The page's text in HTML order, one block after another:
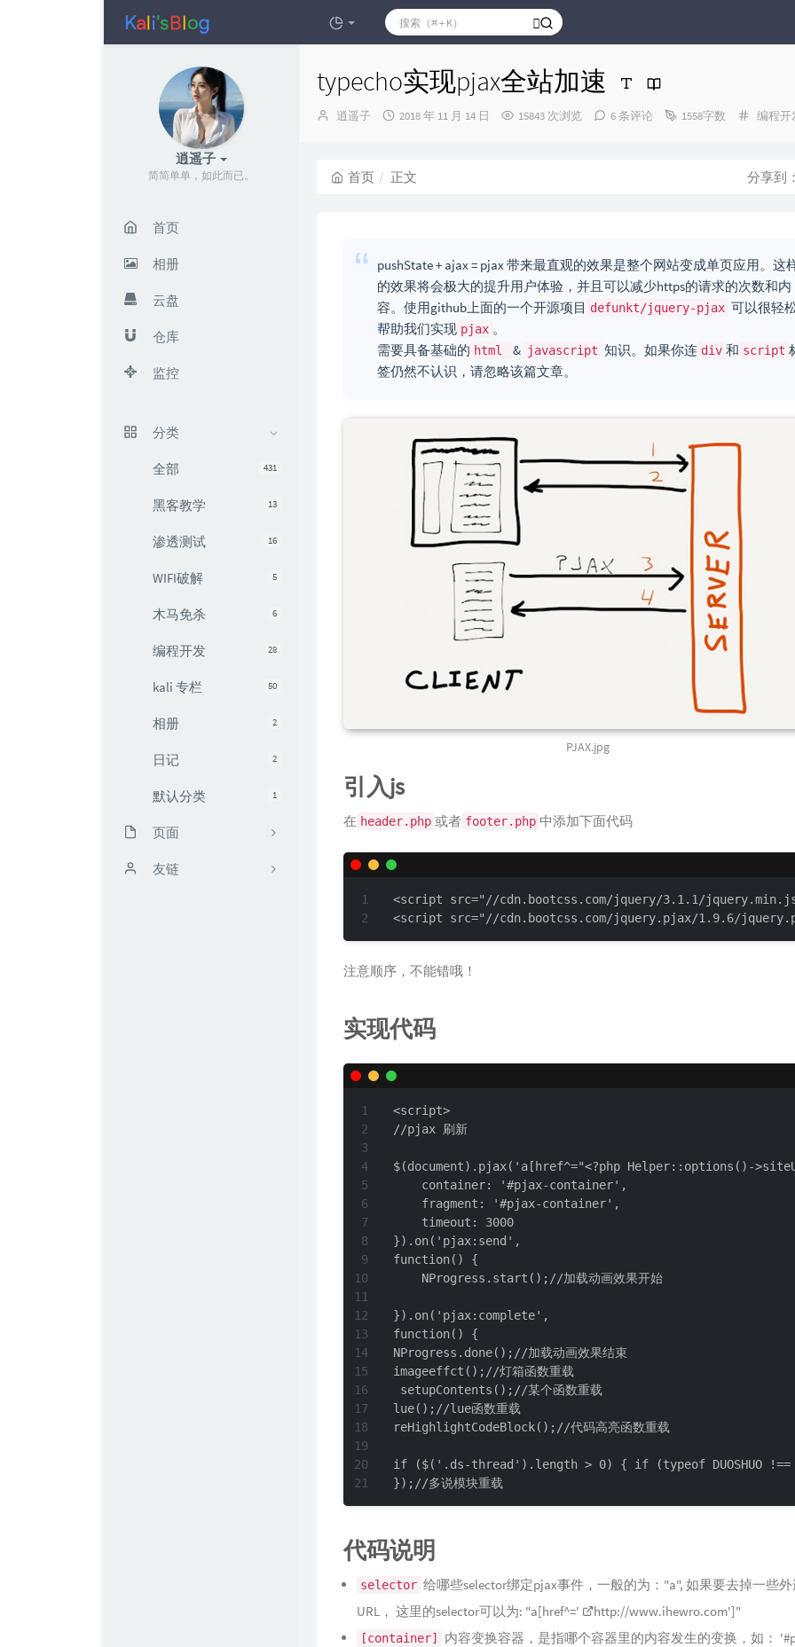
逍遥子
简简单单，如此而已。
首页
相册
云盘
仓库
监控
分类
431
全部
13
黑客教学
16
渗透测试
5
WIFI破解
6
木马免杀
28
编程开发
50
kali 专栏
2
相册
2
日记
1
默认分类
页面
时光机
友链
typecho实现pjax全站加速
博
逍遥子
发
2018 年 11 月 14 日 15843 次浏览 6 条评论 1558字数
分
编程开
首页 正文 分享到
pushState + ajax = pjax 带来最直观的效果是整个网站变成单页应用。这
的效果将会极大的提升用户体验，并且可以减少https的请求的次数和内
容。使用github上面的一个开源项目 defunkt/jquery-pjax 可以很轻
帮助我们实现 pjax 。
需要具备基础的 html & javascript 知识。如果你连 div 和 script
签仍然不认识，请忽略该篇文章。
PJAX.jpg
引入js
在 header.php 或者 footer.php 中添加下面代码
<script src="//cdn.bootcss.com/jquery/3.1.1/
<script src="//cdn.bootcss.com/jquery.pjax/1.9.6/
注意顺序，不能错哦！
实现代码
<script>
//pjax 刷新
$(document).pjax('a[href^="<?php Helper::options()-
    container: '#pjax-container',
    fragment: '#pjax-container',
    timeout: 3000
}).on('pjax:send',
function() {
    NProgress.start();//加载动画效果开始
}).on('pjax:complete',
function() {
NProgress.done();//加载动画效果结束
imageeffct();//灯箱函数重载
setupContents();//某个函数重载
lue();//lue函数重载
reHighlightCodeBlock();//代码高亮函数重载
if ($('.ds-thread').length > 0) { if (typeof DUOSHUO !==
});//多说模块重载
代码说明
selector 给哪些selector绑定pjax事件，一般的为："a", 如果要去掉一些
URL， 这里的selector可以为: "a[href^='
http://www.ihewro.com']"
[container]
内容变换容器，是指哪个容器里的内容发生的变换，如：